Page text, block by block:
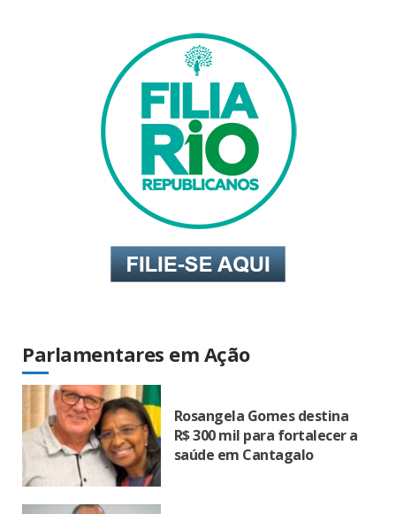
Parlamentares em Ação
Rosangela Gomes destina
R$ 300 mil para fortalecer a
saúde em Cantagalo